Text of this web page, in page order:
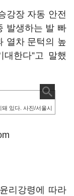
강장 자동 안전
발생하는 발 빠
열차 문턱의 높
한다”고 말했
있다. 사진/서울시
리강령에 따라